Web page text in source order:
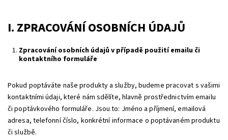
I. ZPRACOVÁNÍ OSOBNÍCH ÚDAJŮ
Zpracování osobních údajů v případě použití emailu či
kontaktního formuláře
Pokud poptáváte naše produkty a služby, budeme pracovat s vašimi
kontaktními údaji, které nám sdělíte, hlavně prostřednictvím emailu
či poptávkového formuláře. Jsou to: Jméno a příjmení, emailová
adresa, telefonní číslo, konkrétní informace o poptávaném produktu
či službě.